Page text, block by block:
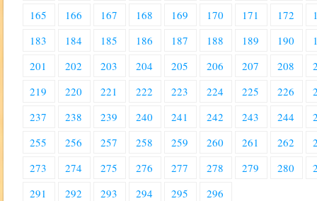
165 166 167 168 169 170 171 172
183
184 185 186 187 188 189 190
201
202 203 204 205 206 207 208
219
220 221 222 223 224 225 226
237
238 239 240 241 242 243 244
255
256 257 258 259 260 261 262
273
274 275 276 277 278 279 280
291
292 293 294 295 296